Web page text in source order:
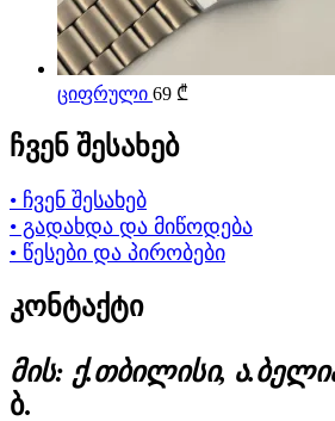
ციფრული 69 ₾
ჩვენ შესახებ
• ჩვენ შესახებ
• გადახდა და მიწოდება
• წესები და პირობები
კონტაქტი
მის: ქ.თბილისი,
ბ.